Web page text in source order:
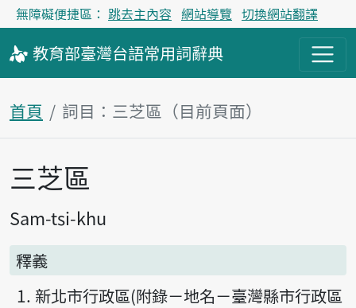
無障礙便捷區： 跳去主內容 網站導覽 切換網站翻譯
教育部臺灣台語常用詞辭典
首頁 詞目：三芝區（目前頁面）
主內容區塊
三芝區
Sam-tsi-khu
釋義
新北市行政區(附錄－地名－臺灣縣市行政區